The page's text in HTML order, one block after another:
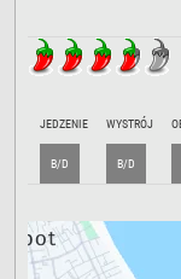
JEDZENIE
B/D
WYSTRÓJ
B/D